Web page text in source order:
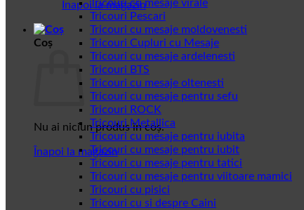
Înapoi la magazin
Coș
Nu ai niciun produs în coș.
Înapoi la magazin
Tricouri cu mesaje virale
Tricouri Pescari
Tricouri cu mesaje moldovenesti
Tricouri Cupluri cu Mesaje
Tricouri cu mesaje ardelenesti
Tricouri BTS
Tricouri cu mesaje oltenesti
Tricouri cu mesaje pentru sefu
Tricouri ROCK
Tricouri Metallica
Tricouri cu mesaje pentru iubita
Tricouri cu mesaje pentru iubit
Tricouri cu mesaje pentru tatici
Tricouri cu mesaje pentru viitoare mamici
Tricouri cu pisici
Tricouri cu si despre Caini